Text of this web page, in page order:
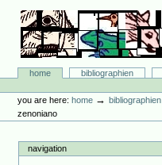
content.
navigation
Bibliographie-Portal
Sectionshome bibliographien
tools
you are here: home →bibliographien
zenoniano
navigation